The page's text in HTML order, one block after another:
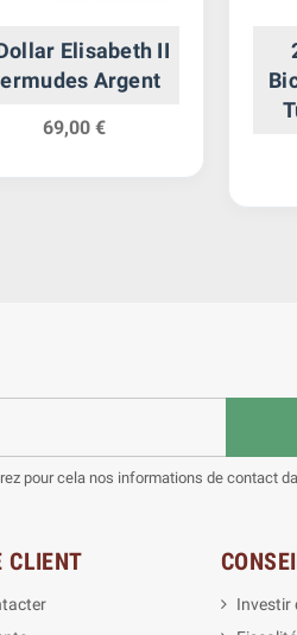
Elisabeth II
Argent
69,00 €
pour cela nos informations de contact
CLIENT
Investir